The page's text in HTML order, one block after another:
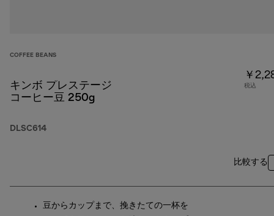
COFFEE BEANS
キンボ プレステージ
コーヒー豆 250g
DLSC614
￥
税込
比較する
豆からカップまで、挽きたての一杯を